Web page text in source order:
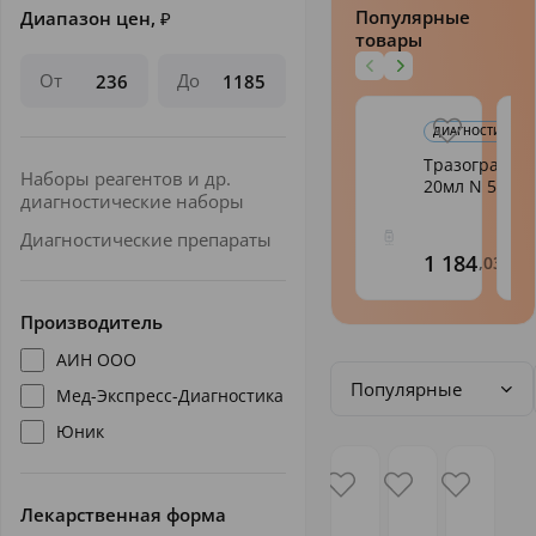
Диапазон цен, ₽
От До
Наборы реагентов и др.
диагностические наборы
Диагностические препараты
Производитель
АИН ООО
Мед-Экспресс-Диагностика
Юник
Лекарственная форма
Популярные
товары
ДИАГНОСТИКА
Тразограф
20мл N 5
1 184,03
Популярные